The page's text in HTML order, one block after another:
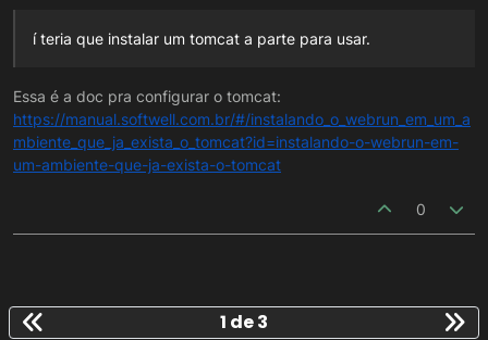
í teria que instalar um tomcat a parte para usar.
Essa é a doc pra configurar o tomcat:
https://manual.softwell.com.br/#/instalando_o_webrun_em_um_a
mbiente_que_ja_exista_o_tomcat?id=instalando-o-webrun-em-
um-ambiente-que-ja-exista-o-tomcat
0
1 de 3